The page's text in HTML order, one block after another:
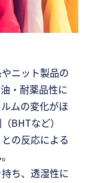
ニット製品の
・耐薬品性に
ムの変化がほ
BHTなど）
の反応による
ち、透湿性に